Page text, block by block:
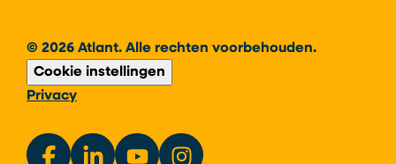
© 2026 Atlant. Alle rechten voorbehouden.
Cookie instellingen
Privacy